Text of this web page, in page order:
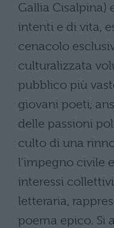
Gallia Cisalpina)
intenti e di vita,
cenacolo
culturalizzata
pubblico più
giovani poeti,
delle passioni
culto di una
l’impegno civile
interessi
letteraria,
poema epico. Si